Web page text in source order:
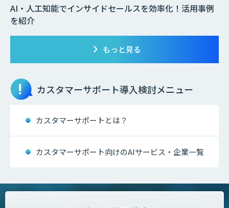
AI・人工知能でインサイドセールスを効率化！活用事例
を紹介
もっと見る
カスタマーサポート導入検討メニュー
カスタマーサポートとは？
カスタマーサポート向けのAIサービス・企業一覧